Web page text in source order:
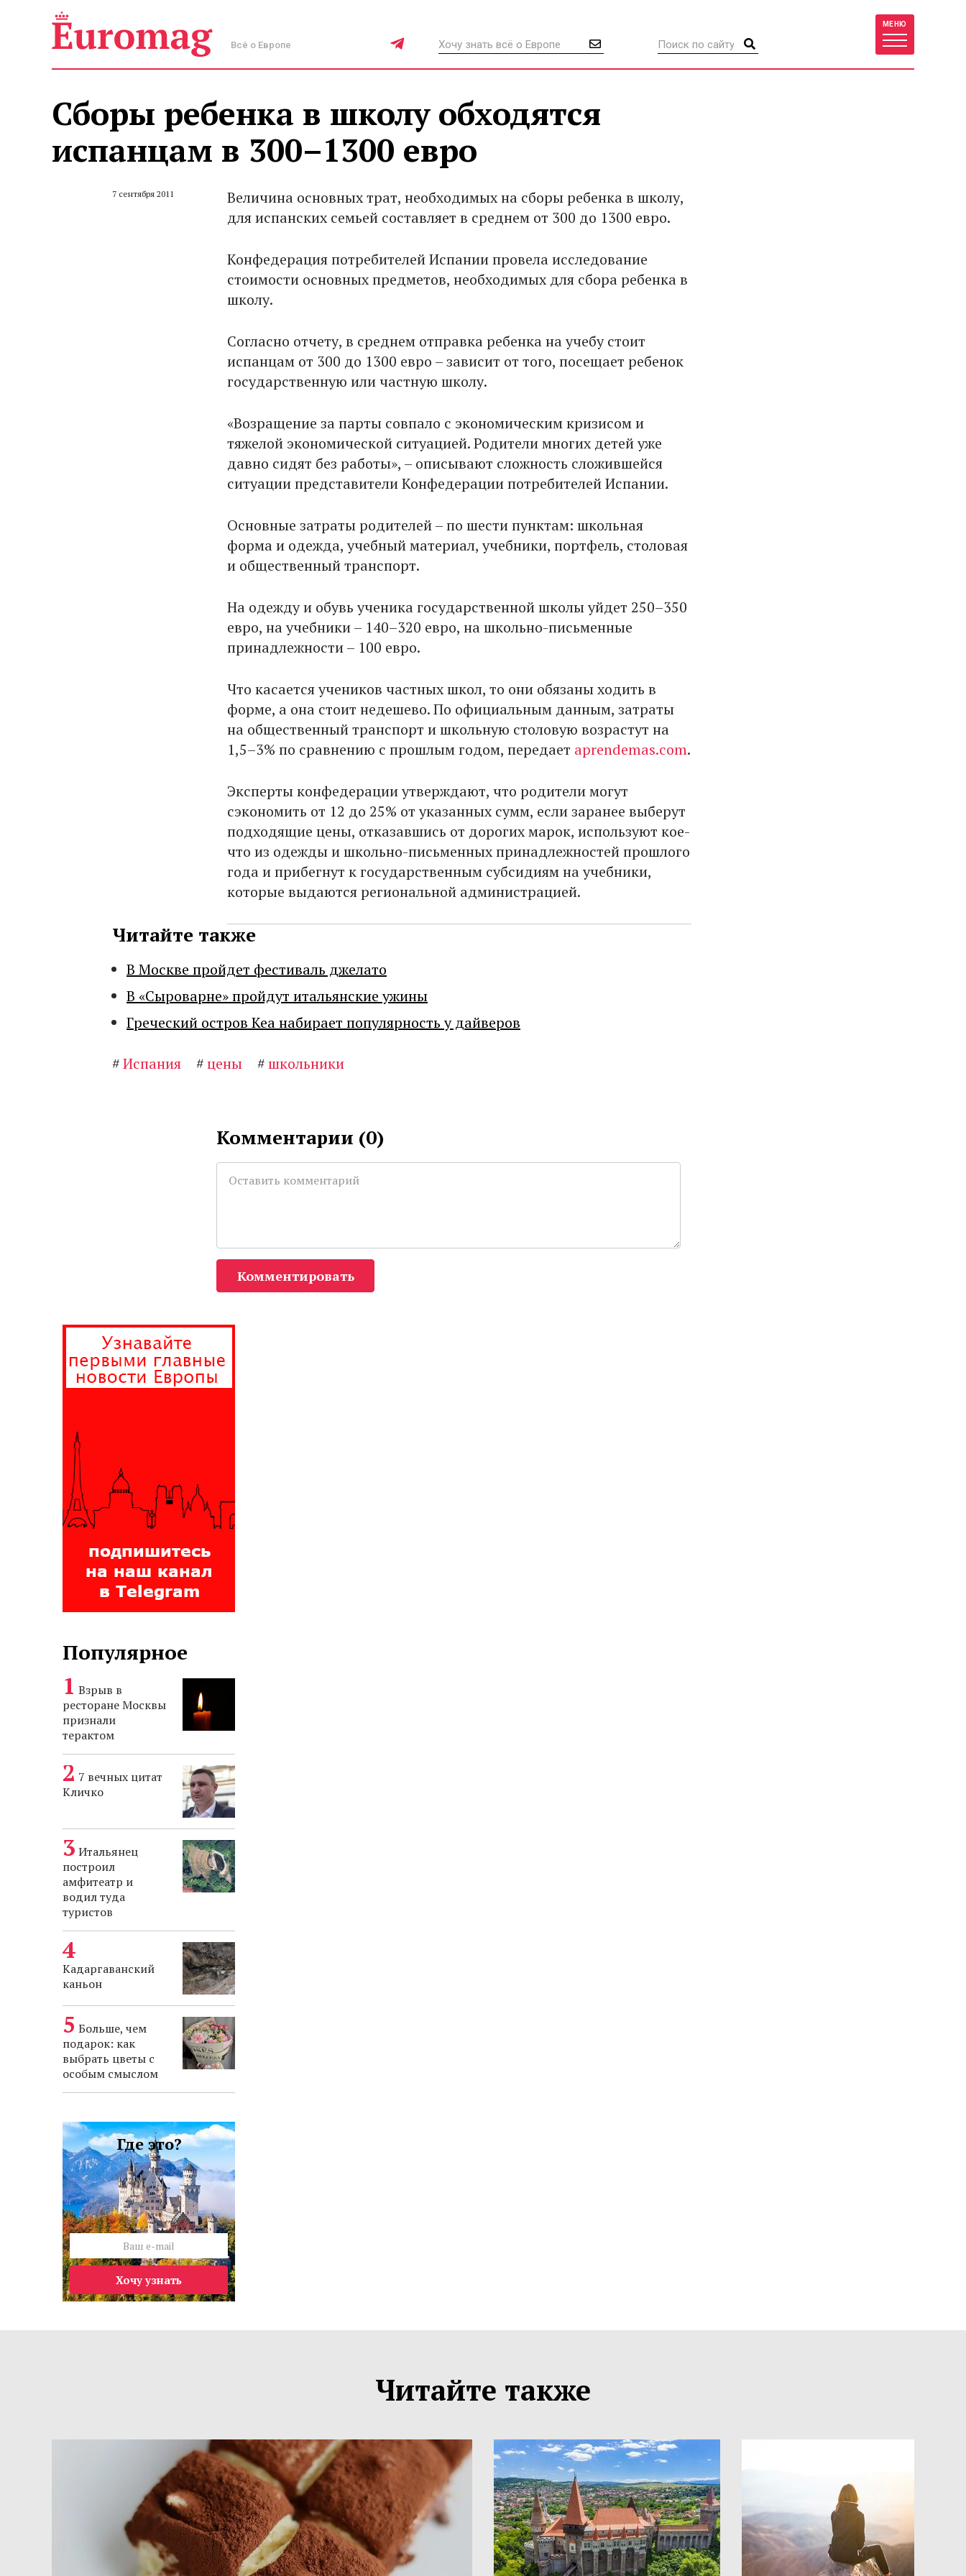
Всё о Европе
МЕНЮ
Сборы ребенка в школу обходятся
испанцам в 300–1300 евро
7 сентября 2011
Величина основных трат, необходимых на сборы ребенка в школу,
для испанских семьей составляет в среднем от 300 до 1300 евро.
Конфедерация потребителей Испании провела исследование
стоимости основных предметов, необходимых для сбора ребенка в
школу.
Согласно отчету, в среднем отправка ребенка на учебу стоит
испанцам от 300 до 1300 евро – зависит от того, посещает ребенок
государственную или частную школу.
«Возращение за парты совпало с экономическим кризисом и
тяжелой экономической ситуацией. Родители многих детей уже
давно сидят без работы», – описывают сложность сложившейся
ситуации представители Конфедерации потребителей Испании.
Основные затраты родителей – по шести пунктам: школьная
форма и одежда, учебный материал, учебники, портфель, столовая
и общественный транспорт.
На одежду и обувь ученика государственной школы уйдет 250–350
евро, на учебники – 140–320 евро, на школьно-письменные
принадлежности – 100 евро.
Что касается учеников частных школ, то они обязаны ходить в
форме, а она стоит недешево. По официальным данным, затраты
на общественный транспорт и школьную столовую возрастут на
1,5–3% по сравнению с прошлым годом, передает aprendemas.com.
Эксперты конфедерации утверждают, что родители могут
сэкономить от 12 до 25% от указанных сумм, если заранее выберут
подходящие цены, отказавшись от дорогих марок, используют кое-
что из одежды и школьно-письменных принадлежностей прошлого
года и прибегнут к государственным субсидиям на учебники,
которые выдаются региональной администрацией.
Читайте также
В Москве пройдет фестиваль джелато
В «Сыроварне» пройдут итальянские ужины
Греческий остров Кеа набирает популярность у дайверов
#Испания #цены #школьники
Комментарии (0)
Комментировать
Популярное
Взрыв в
ресторане Москвы
признали
терактом
7 вечных цитат
Кличко
Итальянец
построил
амфитеатр и
водил туда
туристов
Кадаргаванский
каньон
Больше, чем
подарок: как
выбрать цветы с
особым смыслом
Где это?
Хочу узнать
Читайте также